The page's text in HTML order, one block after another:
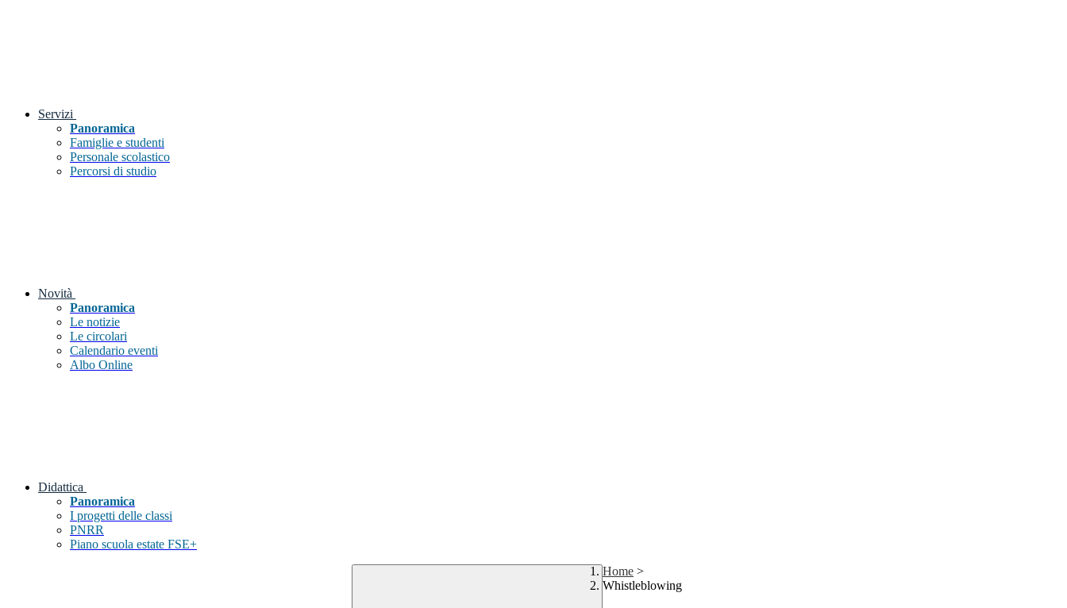
Servizi
Panoramica
Famiglie e studenti
Personale scolastico
Percorsi di studio
Novità
Panoramica
Le notizie
Le circolari
Calendario eventi
Albo Online
Didattica
Panoramica
I progetti delle classi
PNRR
Piano scuola estate FSE+
Home >
Whistleblowing